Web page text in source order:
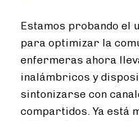
Estamos probando el
para optimizar la
enfermeras ahora
inalámbricos y
sintonizarse con
compartidos. Ya está